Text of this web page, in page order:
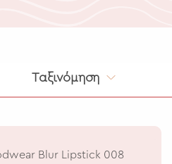
Ταξινόμηση
Blur Lipstick 008